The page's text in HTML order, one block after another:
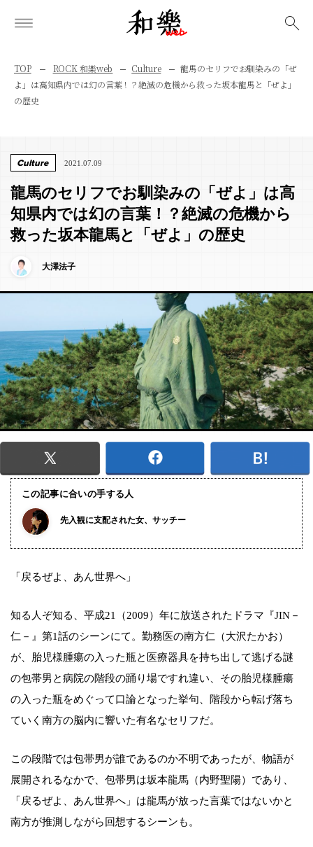
TOP ROCK 和樂web Culture
龍馬のセリフでお馴染みの「ぜ
よ」は高知県内では幻の言葉！？絶滅の危機から救った坂本龍馬と「ぜよ」
の歴史
Culture 2021.07.09
龍馬のセリフでお馴染みの「ぜよ」は高
知県内では幻の言葉！？絶滅の危機から
救った坂本龍馬と「ぜよ」の歴史
大澤法子
この記事に合いの手する人
先入観に支配された女、サッチー
「戻るぜよ、あん世界へ」
知る人ぞ知る、平成21（2009）年に放送されたドラマ『JIN－
仁－』第1話のシーンにて。勤務医の南方仁（大沢たかお）
が、胎児様腫瘍の入った瓶と医療器具を持ち出して逃げる謎
の包帯男と病院の階段の踊り場ですれ違い、その胎児様腫瘍
の入った瓶をめぐって口論となった挙句、階段から転げ落ち
ていく南方の脳内に響いた有名なセリフだ。
この段階では包帯男が誰であるのか不明であったが、物語が
展開されるなかで、包帯男は坂本龍馬（内野聖陽）であり、
「戻るぜよ、あん世界へ」は龍馬が放った言葉ではないかと
南方が推測しながら回想するシーンも。